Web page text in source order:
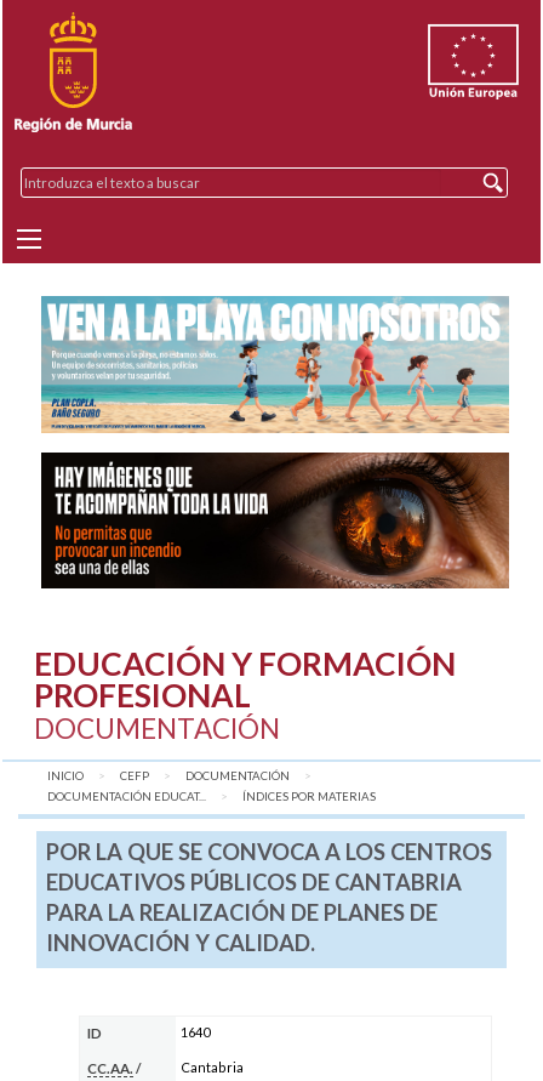
EDUCACIÓN Y FORMACIÓN
PROFESIONAL
DOCUMENTACIÓN
INICIO CEFP
DOCUMENTACIÓN
DOCUMENTACIÓN EDUCAT...
AQUÍ:
ÍNDICES POR MATERIAS
POR LA QUE SE CONVOCA A LOS CENTROS
EDUCATIVOS PÚBLICOS DE CANTABRIA
PARA LA REALIZACIÓN DE PLANES DE
INNOVACIÓN Y CALIDAD.
ID 1640
CC.AA. /
Cantabria